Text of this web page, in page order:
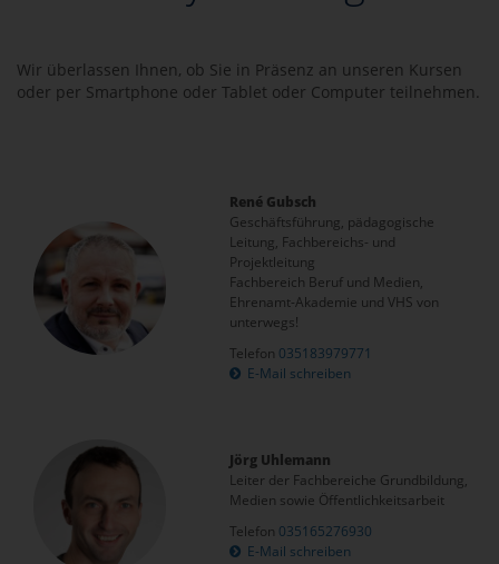
Wir überlassen Ihnen, ob Sie in Präsenz an unseren Kursen
oder per Smartphone oder Tablet oder Computer teilnehmen.
René Gubsch
Geschäftsführung, pädagogische
Leitung, Fachbereichs- und
Projektleitung
Fachbereich Beruf und Medien,
Ehrenamt-Akademie und VHS von
unterwegs!
Telefon 035183979771
E-Mail schreiben
Jörg Uhlemann
Leiter der Fachbereiche Grundbildung,
Medien sowie Öffentlichkeitsarbeit
Telefon 035165276930
E-Mail schreiben